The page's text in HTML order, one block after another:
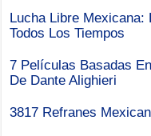
Lucha Libre
Todos Los Tiempos
7 Películas Basadas
De Dante Alighieri
3817 Refranes